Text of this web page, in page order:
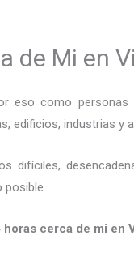
de Mi en
eso como
edificios, industrias y
difíciles,
horas cerca de mi en